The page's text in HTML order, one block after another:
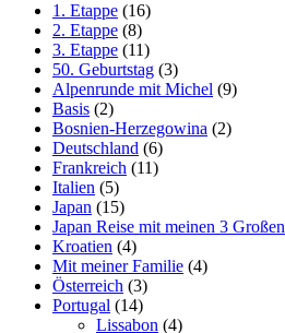
1. Etappe (16)
2. Etappe (8)
3. Etappe (11)
50. Geburtstag (3)
Alpenrunde mit Michel (9)
Basis (2)
Bosnien-Herzegowina (2)
Deutschland (6)
Frankreich (11)
Italien (5)
Japan (15)
Japan Reise mit meinen 3 Großen
Kroatien (4)
Mit meiner Familie (4)
Österreich (3)
Portugal (14)
Lissabon (4)